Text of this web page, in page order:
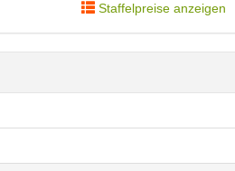
Staffelpreise anzeigen